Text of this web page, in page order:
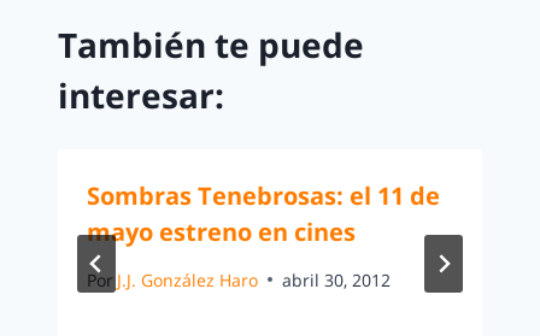
También te puede
interesar:
Sombras Tenebrosas: el 11 de
mayo estreno en cines
Por J.J. González Haro abril 30, 2012